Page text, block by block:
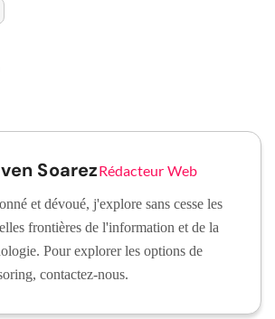
SoarezRédacteur Web
et dévoué, j'explore sans cesse les
frontières de l'information et de la
Pour explorer les options de
contactez-nous.